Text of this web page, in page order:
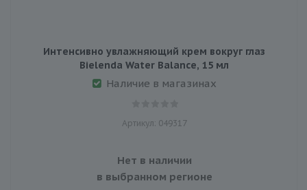
Интенсивно увлажняющий крем вокруг глаз
Bielenda Water Balance, 15 мл
Наличие в магазинах
Артикул: 049317
Нет в наличии
в выбранном регионе